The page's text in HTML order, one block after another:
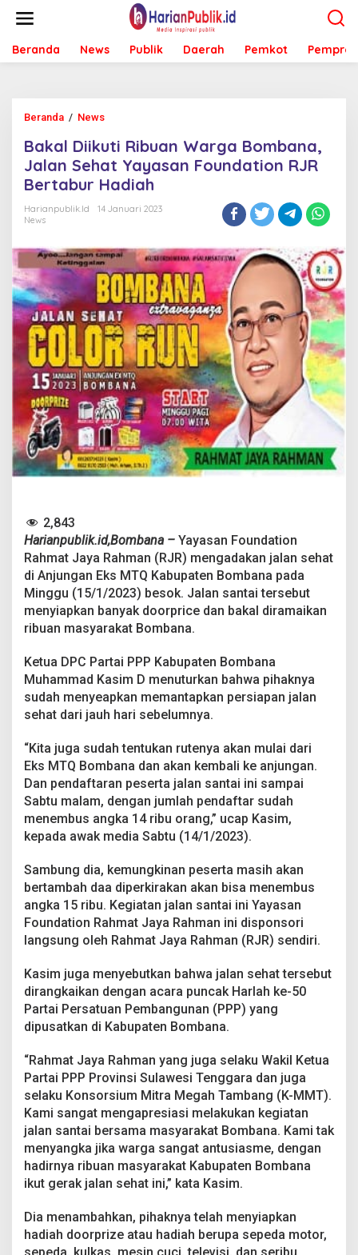
t
Beranda News Publik Daerah Pemkot Pemprov
Beranda / News
k
a
l
D
u
t
i
R
i
b
u
n
W
a
r
g
a
B
o
m
a
J
a
l
a
S
h
a
t
Y
a
a
s
a
F
o
u
d
t
i
o
n
R
B
e
r
a
b
u
r
H
a
i
a
h
Bakal Diikuti Ribuan Warga Bombana,
Jalan Sehat Yayasan Foundation RJR
Bertabur Hadiah
Harianpublik.id
14 Januari 2023
News
2,843
Harianpublik.id,Bombana – Yayasan Foundation
Rahmat Jaya Rahman (RJR) mengadakan jalan sehat
di Anjungan Eks MTQ Kabupaten Bombana pada
Minggu (15/1/2023) besok. Jalan santai tersebut
menyiapkan banyak doorprice dan bakal diramaikan
ribuan masyarakat Bombana.
Ketua DPC Partai PPP Kabupaten Bombana
Muhammad Kasim D menuturkan bahwa pihaknya
sudah menyeapkan memantapkan persiapan jalan
sehat dari jauh hari sebelumnya.
“Kita juga sudah tentukan rutenya akan mulai dari
Eks MTQ Bombana dan akan kembali ke anjungan.
Dan pendaftaran peserta jalan santai ini sampai
Sabtu malam, dengan jumlah pendaftar sudah
menembus angka 14 ribu orang,” ucap Kasim,
kepada awak media Sabtu (14/1/2023).
Sambung dia, kemungkinan peserta masih akan
bertambah daa diperkirakan akan bisa menembus
angka 15 ribu. Kegiatan jalan santai ini Yayasan
Foundation Rahmat Jaya Rahman ini disponsori
langsung oleh Rahmat Jaya Rahman (RJR) sendiri.
Kasim juga menyebutkan bahwa jalan sehat tersebut
dirangkaikan dengan acara puncak Harlah ke-50
Partai Persatuan Pembangunan (PPP) yang
dipusatkan di Kabupaten Bombana.
“Rahmat Jaya Rahman yang juga selaku Wakil Ketua
Partai PPP Provinsi Sulawesi Tenggara dan juga
selaku Konsorsium Mitra Megah Tambang (K-MMT).
Kami sangat mengapresiasi melakukan kegiatan
jalan santai bersama masyarakat Bombana. Kami tak
menyangka jika warga sangat antusiasme, dengan
hadirnya ribuan masyarakat Kabupaten Bombana
ikut gerak jalan sehat ini,” kata Kasim.
Dia menambahkan, pihaknya telah menyiapkan
hadiah doorprize atau hadiah berupa sepeda motor,